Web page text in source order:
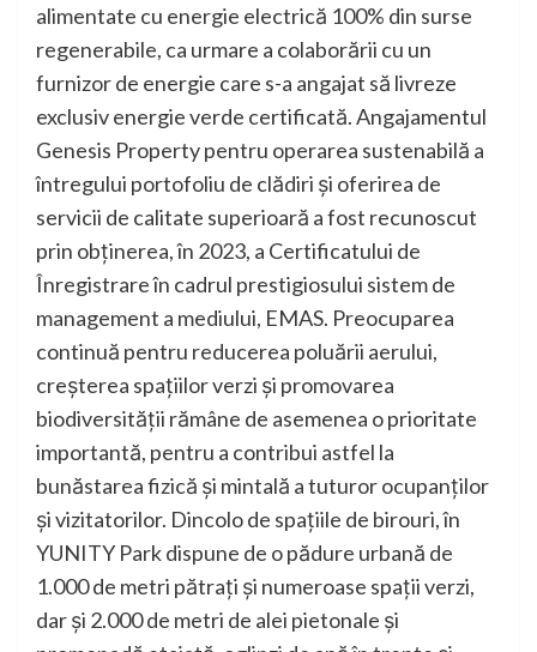
alimentate cu energie electrică 100% din surse
regenerabile, ca urmare a colaborării cu un
furnizor de energie care s-a angajat să livreze
exclusiv energie verde certificată. Angajamentul
Genesis Property pentru operarea sustenabilă a
întregului portofoliu de clădiri și oferirea de
servicii de calitate superioară a fost recunoscut
prin obținerea, în 2023, a Certificatului de
Înregistrare în cadrul prestigiosului sistem de
management a mediului, EMAS. Preocuparea
continuă pentru reducerea poluării aerului,
creșterea spațiilor verzi și promovarea
biodiversității rămâne de asemenea o prioritate
importantă, pentru a contribui astfel la
bunăstarea fizică și mintală a tuturor ocupanților
și vizitatorilor. Dincolo de spațiile de birouri, în
YUNITY Park dispune de o pădure urbană de
1.000 de metri pătrați și numeroase spații verzi,
dar și 2.000 de metri de alei pietonale și